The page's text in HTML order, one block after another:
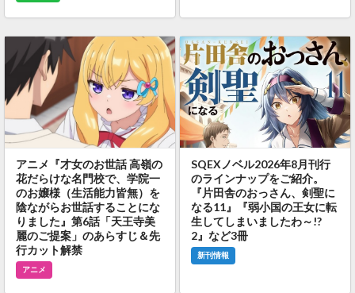
アニメ『才女のお世話 高嶺の
花だらけな名門校で、学院一
のお嬢様（生活能力皆無）を
陰ながらお世話することにな
りました』第6話「天王寺美
麗のご提案」のあらすじ＆先
行カット解禁
アニメ
SQEXノベル2026年8月刊行
のラインナップをご紹介。
『片田舎のおっさん、剣聖に
なる11』『弱小国の王女に転
生してしまいましたわ～!?
2』など3冊
新刊情報